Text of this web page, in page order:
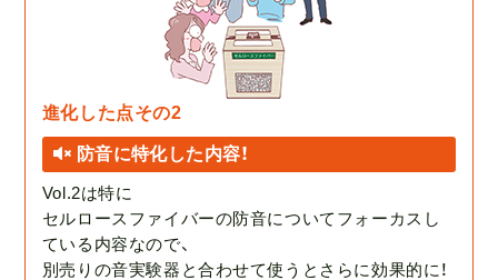
進化した点その2
防音に特化した内容！
Vol.2は特に
セルロースファイバーの防音についてフォーカスし
ている内容なので、
別売りの音実験器と合わせて使うとさらに効果的に！